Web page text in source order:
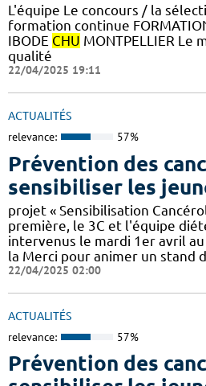
L'équipe Le concours / la
formation continue
IBODE CHU MONTPELLIER Le
qualité
22/04/2025 19:11
ACTUALITÉS
relevance: 57%
Prévention des
sensibiliser les
projet « Sensibilisation
première, le 3C et l'équipe
intervenus le mardi 1er avril
la Merci pour animer un stand
22/04/2025 02:00
ACTUALITÉS
relevance: 57%
Prévention des